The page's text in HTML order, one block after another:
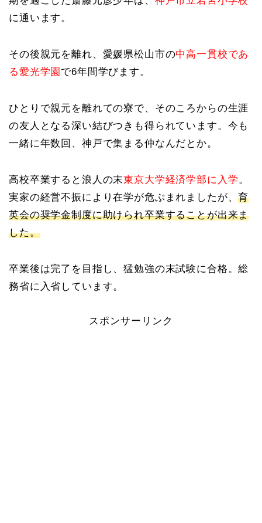
に通います。
その後親元を離れ、愛媛県松山市の中高一貫校であ
る愛光学園 で6年間学びます。
ひとりで親元を離れての寮で、そのころからの生涯
の友人となる深い結びつきも得られています。今も
一緒に年数回、神戸で集まる仲なんだとか。
高校卒業すると浪人の末東京大学経済学部に入学。
実家の経営不振により在学が危ぶまれましたが、育
英会の奨学金制度に助けられ卒業することが出来ま
した。
卒業後は完了を目指し、猛勉強の末試験に合格。総
務省に入省しています。
スポンサーリンク